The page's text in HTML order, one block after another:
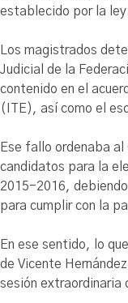
establecido por la
Los magistrados
Judicial de la
contenido en el
(ITE), así como el
Ese fallo ordenaba
candidatos para la
2015-2016,
para cumplir con la
En ese sentido, lo
de Vicente
sesión extraordinaria